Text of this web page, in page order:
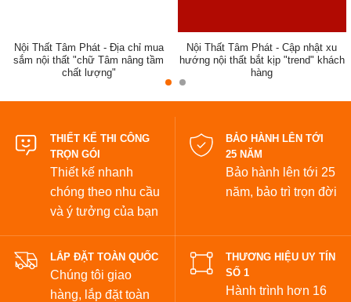
Nội Thất Tâm Phát - Địa chỉ mua
sắm nội thất "chữ Tâm nâng tầm
chất lượng"
Nội Thất Tâm Phát - Cập nhật xu
hướng nội thất bắt kịp "trend" khách
hàng
THIẾT KẾ THI CÔNG
TRỌN GÓI
Thiết kế nhanh
chóng theo nhu cầu
và ý tưởng của bạn
BẢO HÀNH LÊN TỚI
25 NĂM
Bảo hành lên tới 25
năm, bảo trì trọn đời
LẮP ĐẶT TOÀN QUỐC
Chúng tôi giao
hàng, lắp đặt toàn
THƯƠNG HIỆU UY TÍN
SỐ 1
Hành trình hơn 16